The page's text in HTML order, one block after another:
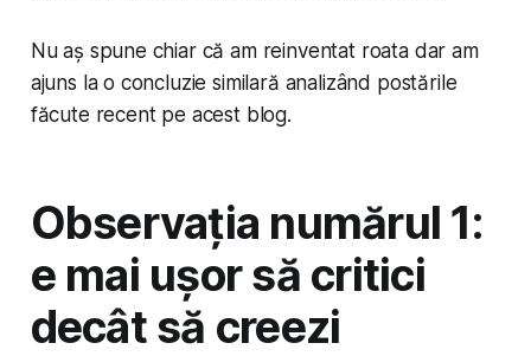
Nu aș spune chiar că am reinventat roata dar am
ajuns la o concluzie similară analizând postările
făcute recent pe acest blog.
Observația numărul 1:
e mai ușor să critici
decât să creezi